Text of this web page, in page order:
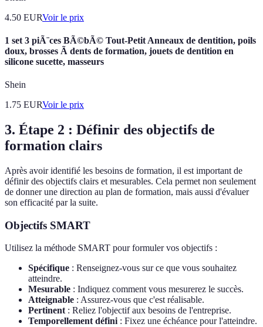
4.50 EURVoir le prix
1 set 3 piÃ¨ces BÃ©bÃ© Tout-Petit Anneaux de dentition, poils
doux, brosses Ã dents de formation, jouets de dentition en
silicone sucette, masseurs
Shein
1.75 EURVoir le prix
3. Étape 2 : Définir des objectifs de
formation clairs
Après avoir identifié les besoins de formation, il est important de
définir des objectifs clairs et mesurables. Cela permet non seulement
de donner une direction au plan de formation, mais aussi d'évaluer
son efficacité par la suite.
Objectifs SMART
Utilisez la méthode SMART pour formuler vos objectifs :
Spécifique : Renseignez-vous sur ce que vous souhaitez
atteindre.
Mesurable : Indiquez comment vous mesurerez le succès.
Atteignable : Assurez-vous que c'est réalisable.
Pertinent : Reliez l'objectif aux besoins de l'entreprise.
Temporellement défini : Fixez une échéance pour l'atteindre.